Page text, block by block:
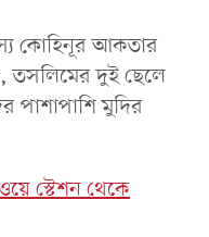
কোহিনূর আকতার
তসলিমের দুই ছেলে
পাশাপাশি মুদির
স্টেশন থেকে